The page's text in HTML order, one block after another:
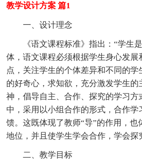
教学设计方案 篇1
一、设计理念
《语文课程标准》指出：“学生
体，语文课程必须根据学生身心发展
点，关注学生的个体差异和不同的学
的好奇心，求知欲，充分激发学生的
神，倡导自主、合作、探究的学习方
中，采用以小组合作的形式，合作学
馈。这既体现了教师“导”的作用，也
地位，并且使学生学会合作，学会探
二、教学目标